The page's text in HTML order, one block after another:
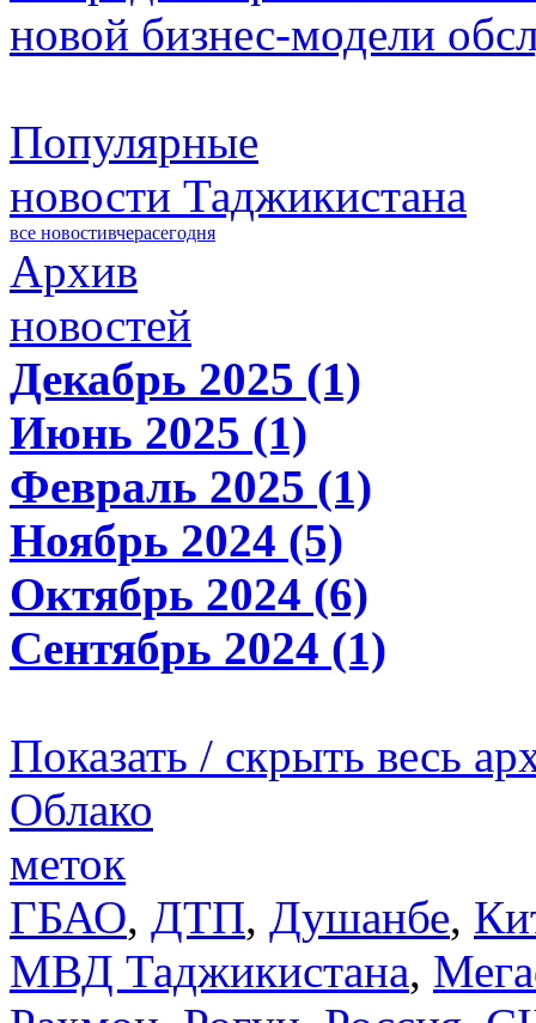
новой бизнес-модели
Популярные
новости Таджикистана
все новостивчерасегодня
Архив
новостей
Декабрь 2025 (1)
Июнь 2025 (1)
Февраль 2025 (1)
Ноябрь 2024 (5)
Октябрь 2024 (6)
Сентябрь 2024 (1)
Показать / скрыть весь
Облако
меток
ГБАО, ДТП, Душанбе,
МВД Таджикистана,